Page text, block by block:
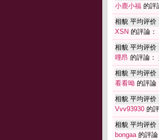
小鹿小福 的評
相貌 平均评价
XSN 的評論：
相貌 平均评价
哩昂 的評論：
相貌 平均评价
看看呦 的評論
相貌 平均评价
Vvv93930 的
相貌 平均评价
bongaa的評論